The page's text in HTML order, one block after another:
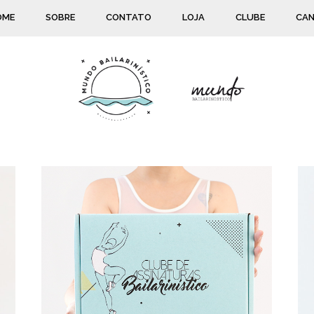
SOBRE CONTATO LOJA CLUBE